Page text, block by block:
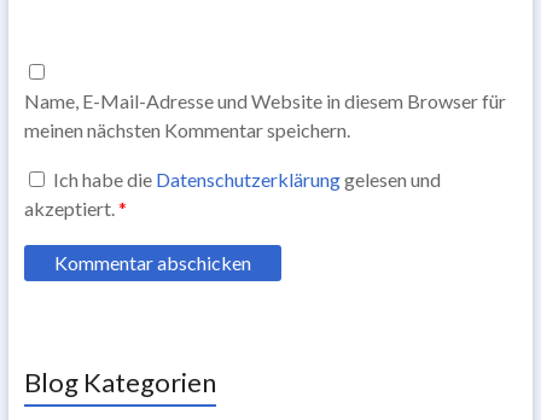
Name, E-Mail-Adresse und Website in diesem Browser für
meinen nächsten Kommentar speichern.
Ich habe die Datenschutzerklärunggelesen und
akzeptiert.*
Blog Kategorien